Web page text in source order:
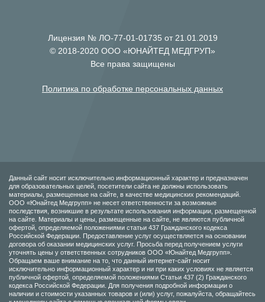
Лицензия № ЛО-77-01-01735 от 21.01.2019
© 2018-2020 ООО «ЮНАЙТЕД МЕДГРУП»
Все права защищены
Политика по обработке персональных данных
Данный сайт носит исключительно информационный характер и предназначен
для образовательных целей, посетители сайта не должны использовать
материалы, размещенные на сайте, в качестве медицинских рекомендаций.
ООО «Юнайтед Медгрупп» не несет ответственности за возможные
последствия, возникшие в результате использования информации, размещенной
на сайте. Материалы и цены, размещенные на сайте, не являются публичной
офертой, определяемой положениями статьи 437 Гражданского кодекса
Российской Федерации. Предоставление услуг осуществляется на основании
договора об оказании медицинских услуг. Просьба перед получением услуги
уточнять цены у ответственных сотрудников ООО «Юнайтед Медгрупп».
Обращаем ваше внимание на то, что данный интернет-сайт носит
исключительно информационный характер и ни при каких условиях не является
публичной офертой, определяемой положениями Статьи 437 (2) Гражданского
кодекса Российской Федерации. Для получения подробной информации о
наличии и стоимости указанных товаров и (или) услуг, пожалуйста, обращайтесь